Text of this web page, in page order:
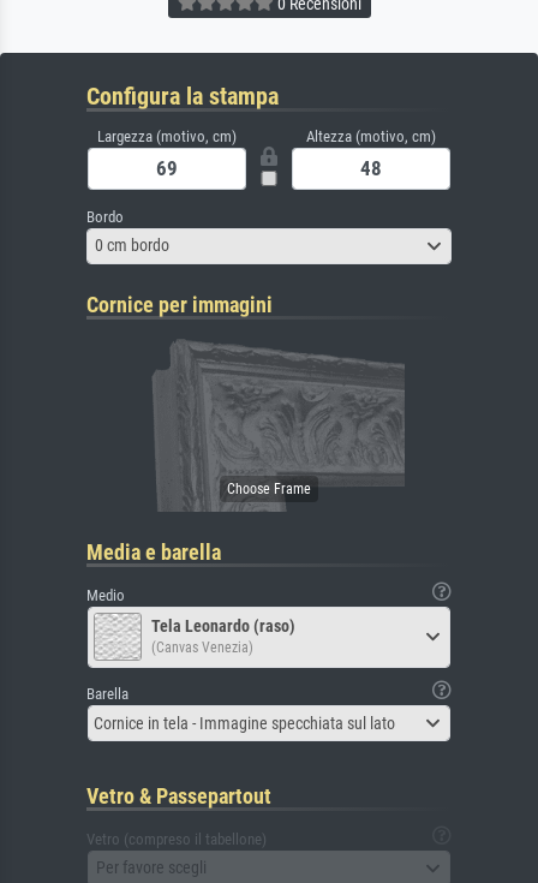
0 Recensioni
Configura la stampa
Largezza (motivo, cm) Altezza (motivo, cm)
Bordo
0 cm bordo
Cornice per immagini
Media e barella
Medio
Tela Leonardo (raso)
(Canvas Venezia)
Barella
Cornice in tela - Immagine specchiata sul lato
Vetro & Passepartout
Vetro (compreso il tabellone)
Per favore scegli